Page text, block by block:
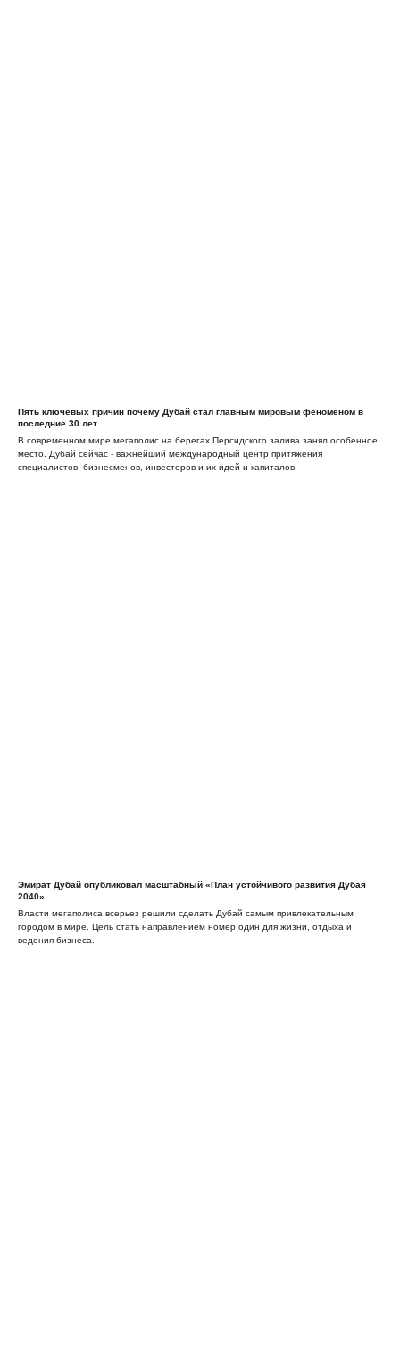
Пять ключевых причин почему Дубай стал главным мировым феноменом в
последние 30 лет
В современном мире мегаполис на берегах Персидского залива занял особенное
место. Дубай сейчас - важнейший международный центр притяжения
специалистов, бизнесменов, инвесторов и их идей и капиталов.
Эмират Дубай опубликовал масштабный «План устойчивого развития Дубая
2040»
Власти мегаполиса всерьез решили сделать Дубай самым привлекательным
городом в мире. Цель стать направлением номер один для жизни, отдыха и
ведения бизнеса.